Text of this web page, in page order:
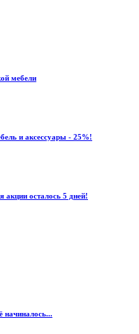
мебели
и аксессуары - 25%!
акции осталось 5 дней!